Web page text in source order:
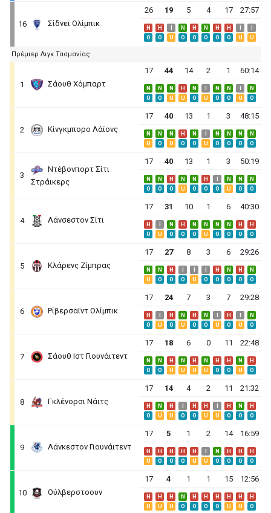
16 Σίδνεϊ Ολίμπικ
26 19 5 4 17 27:57
H H N H N H H
O
O U O O O O O U U
Πρέμιερ Λιγκ Τασμανίας
1 Σάουθ Χόμπαρτ
17 44 14 2 1 60:14
N N N H N N N
N
O
O U U O U O O U O
2 Κίνγκμπορο Λάϊονς
17 40 13 1 3 48:15
N N N H N N N N
N
U
O U O O U O O O O
3
Ντέβονπορτ Σίτι
Στράικερς
17 40 13 1 3 50:19
N N H N N H N N
N
O
O O U O O O U O O
4 Λάνσεστον Σίτι
17 31 10 1 6 40:30
H N H N N N N H
H
O
U O O O U O O O O
5 Κλάρενς Ζίμπρας
17 27 8 3 6 29:26
N N H H N H
N
U
O O O U O O O O O
6 Ρίβερσαϊντ Ολίμπικ
17 24 7 3 7 29:28
H H N H N H
N
O
U O U O O U O U O
7 Σάουθ Ιστ Γιουνάιτεντ
17 18 6 0 11 22:48
N N H N H N H H N
H
O
O U U U U O O U O
8 Γκλένορσι Νάιτς
17 14 4 2 11 21:32
H N H H H H N
H
O
U U O O U U O O O
9 Λάνκεστον Γιουνάιτεντ
17 5 1 2 14 16:59
H H H H H N H H
H
U
O O O U U O O O O
10 Ούλβερστοουν
17 4 1 1 15 12:56
H H H N H H H H H
H
U
U U O O O O U U O